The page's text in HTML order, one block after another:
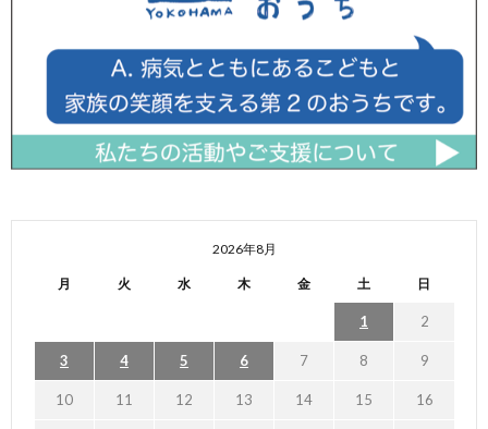
2026年8月
月 火 水 木 金 土 日
1 2
3 4 5 6 7 8 9
10 11 12 13 14 15 16